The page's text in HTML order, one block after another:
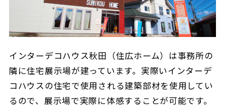
インターデコハウス秋田（住広ホーム）は事務所の
隣に住宅展示場が建っています。実際いインターデ
コハウスの住宅で使用される建築部材を使用してい
るので、展示場で実際に体感することが可能です。